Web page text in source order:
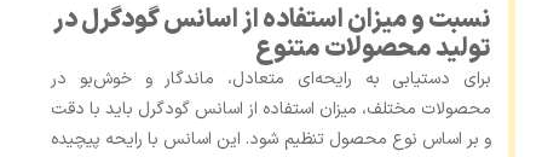
نسبت و میزان استفاده از اسانس گودگرل در
تولید محصولات متنوع
برای دستیابی به رایحه‌ای متعادل، ماندگار و خوش‌بو در
محصولات مختلف، میزان استفاده از اسانس گودگرل باید با دقت
و بر اساس نوع محصول تنظیم شود. این اسانس با رایحه پیچیده